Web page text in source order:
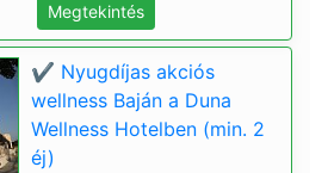
Megtekintés
✔️ Nyugdíjas akciós
wellness Baján a Duna
Wellness Hotelben (min. 2
éj)